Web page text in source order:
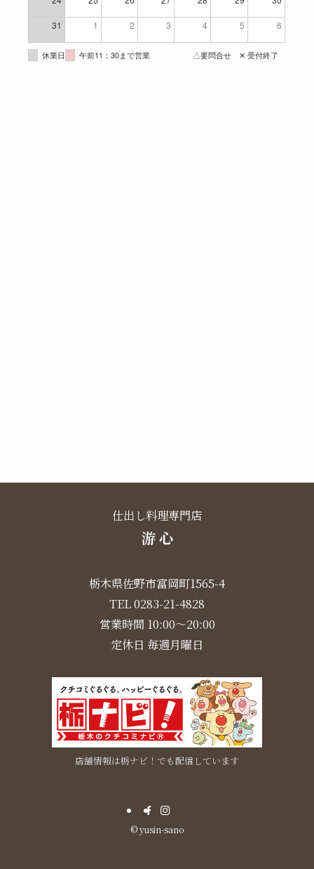
31 1 2 3 4 5 6
休業日 午前11：30まで営業
仕出し料理専門店
游 心
栃木県佐野市富岡町1565-4
TEL 0283-21-4828
営業時間 10:00～20:00
定休日 毎週月曜日
店舗情報は栃ナビ！でも配信しています
©yusin-sano